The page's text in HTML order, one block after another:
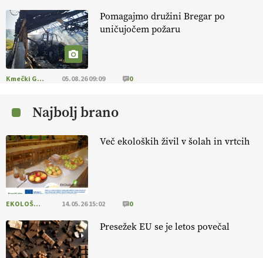
KMETIJSKA LIGA PRVAKOV: POMLADITEV
KMETIJSKE EKIPE
KMETIJSKA LIGA PRVAKOV: UKRAJINA vs.
EVROPA
EKOloško = logično: ekološka kmetija
EKOloško = logično: VLOG Okus je
pomembnejši od izgleda
EKOloško = logično: ekološka kmetija PR'
RAKARI
Pomagajmo družini Bregar po
uničujočem požaru
Kmečki Glas 05.08.26 09:09 0
Najbolj brano
Več ekoloških živil v šolah in vrtcih
EKOLOŠKO LOGIČNO 14.05.26 15:02 0
Presežek EU se je letos povečal